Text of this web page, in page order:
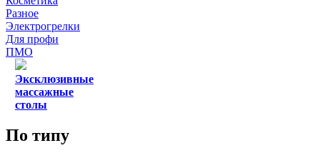
Разное
Электрогрелки
Для профи
ПМО
Эксклюзивные
массажные
столы
По типу